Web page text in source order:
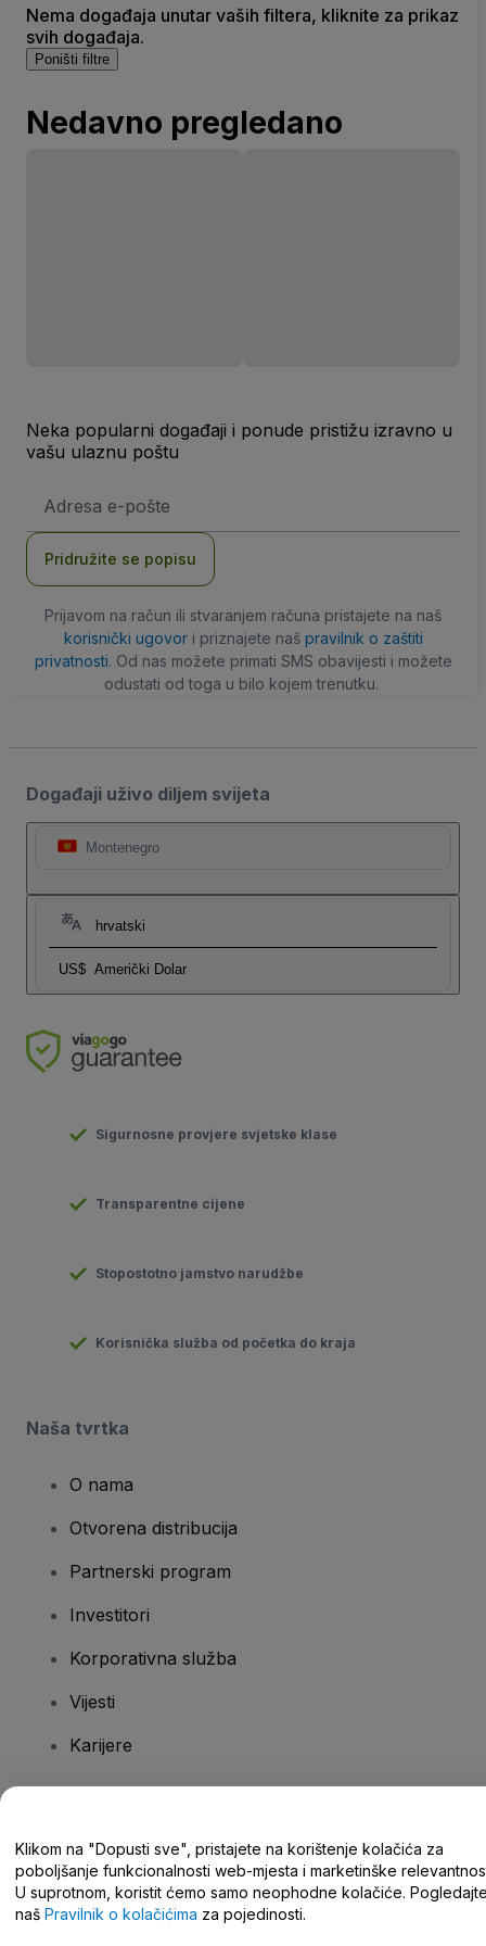
Nema događaja unutar vaših filtera, kliknite za prikaz
svih događaja.
Poništi filtre
Nedavno pregledano
Neka popularni događaji i ponude pristižu izravno u
vašu ulaznu poštu
mail
Pridružite se popisu
Prijavom na račun ili stvaranjem računa pristajete na naš
korisnički ugovori priznajete naš pravilnik o zaštiti
privatnosti. Od nas možete primati SMS obavijesti i možete
odustati od toga u bilo kojem trenutku.
Događaji uživo diljem svijeta
Montenegro
hrvatski
US$ Američki Dolar
Sigurnosne provjere svjetske klase
Transparentne cijene
Stopostotno jamstvo narudžbe
Korisnička služba od početka do kraja
Naša tvrtka
O nama
Otvorena distribucija
Partnerski program
Investitori
Korporativna služba
Vijesti
Karijere
Centar za pomoć/kontaktirajte nas
Klikom na "Dopusti sve", pristajete na korištenje kolačića za
poboljšanje funkcionalnosti web-mjesta i marketinške
U suprotnom, koristit ćemo samo neophodne kolačiće.
naš Pravilnik o kolačićima za pojedinosti.